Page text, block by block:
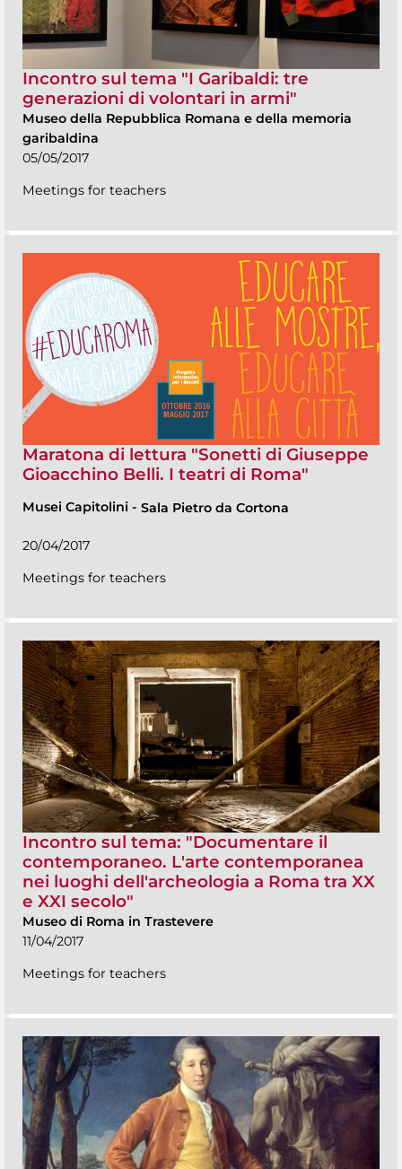
Incontro sul tema "I Garibaldi: tre
generazioni di volontari in armi"
Museo della Repubblica Romana e della memoria
garibaldina
05/05/2017
Meetings for teachers
Maratona di lettura "Sonetti di Giuseppe
Gioacchino Belli. I teatri di Roma"
Musei Capitolini - Sala Pietro da Cortona
20/04/2017
Meetings for teachers
Incontro sul tema: "Documentare il
contemporaneo. L'arte contemporanea
nei luoghi dell'archeologia a Roma tra XX
e XXI secolo"
Museo di Roma in Trastevere
11/04/2017
Meetings for teachers